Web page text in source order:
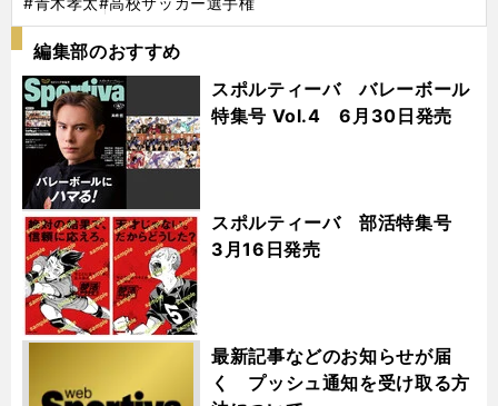
編集部のおすすめ
スポルティーバ バレーボール
特集号 Vol.4 6月30日発売
スポルティーバ 部活特集号
3月16日発売
最新記事などのお知らせが届
く プッシュ通知を受け取る方